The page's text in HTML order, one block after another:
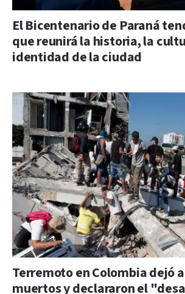
El Bicentenario de Paraná
que reunirá la historia, la
identidad de la ciudad
Terremoto en Colombia dejó
muertos y declararon el